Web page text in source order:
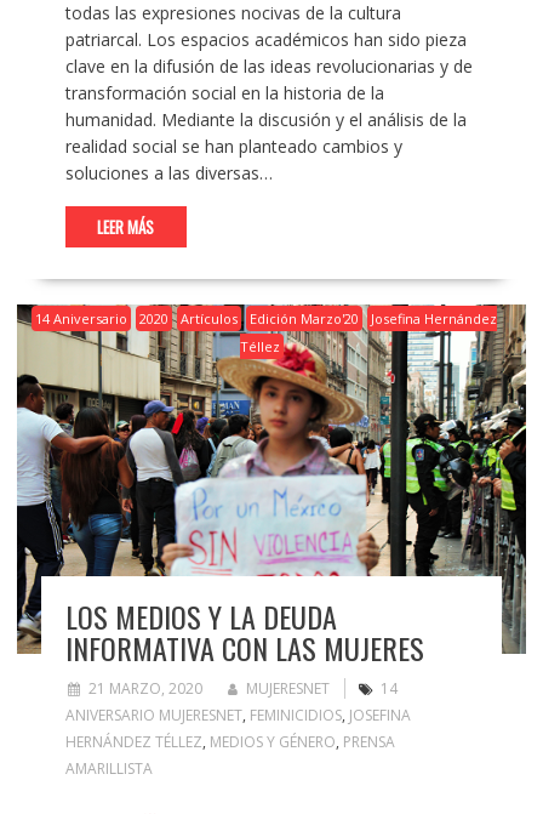
todas las expresiones nocivas de la cultura
patriarcal. Los espacios académicos han sido pieza
clave en la difusión de las ideas revolucionarias y de
transformación social en la historia de la
humanidad. Mediante la discusión y el análisis de la
realidad social se han planteado cambios y
soluciones a las diversas…
LEER MÁS
14 Aniversario 2020 Artículos Edición Marzo'20
Josefina Hernández
Téllez
LOS MEDIOS Y LA DEUDA
INFORMATIVA CON LAS MUJERES
21 MARZO, 2020 MUJERESNET
14
ANIVERSARIO MUJERESNET, FEMINICIDIOS, JOSEFINA
HERNÁNDEZ TÉLLEZ, MEDIOS Y GÉNERO, PRENSA
AMARILLISTA